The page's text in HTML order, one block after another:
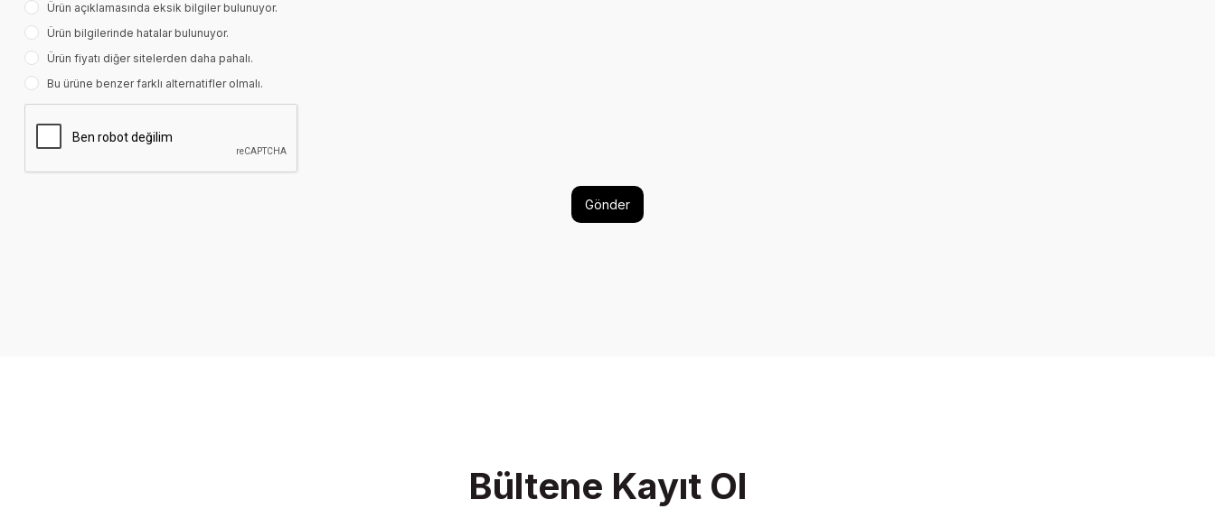
Ürün açıklamasında eksik bilgiler bulunuyor.
Ürün bilgilerinde hatalar bulunuyor.
Ürün fiyatı diğer sitelerden daha pahalı.
Bu ürüne benzer farklı alternatifler olmalı.
Gönder
Bültene Kayıt Ol